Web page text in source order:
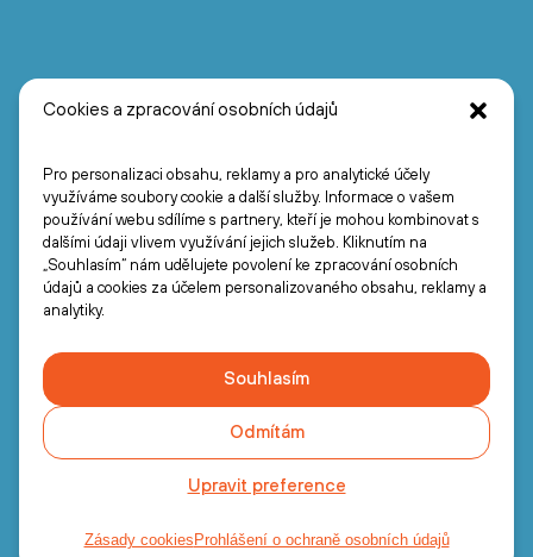
Cookies a zpracování osobních údajů
Pro personalizaci obsahu, reklamy a pro analytické účely
využíváme soubory cookie a další služby. Informace o vašem
používání webu sdílíme s partnery, kteří je mohou kombinovat s
dalšími údaji vlivem využívání jejich služeb. Kliknutím na
„Souhlasím“ nám udělujete povolení ke zpracování osobních
údajů a cookies za účelem personalizovaného obsahu, reklamy a
analytiky.
Souhlasím
Odmítám
Upravit preference
Zásady cookies Prohlášení o ochraně osobních údajů